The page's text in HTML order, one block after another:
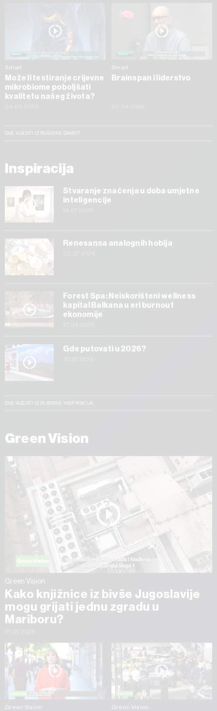
Smart
Može li testiranje crijevne
mikrobiome poboljšati
kvalitetu našeg života?
Smart
Brainspan i liderstvo
SVE VIJESTI IZ RUBRIKE SMART
Inspiracija
Stvaranje značenja u doba umjetne
inteligencije
Renesansa analognih hobija
Forest Spa: Neiskorišteni wellness
kapital Balkana u eri burnout
ekonomije
Gde putovati u 2026?
SVE VIJESTI IZ RUBRIKE INSPIRACIJA
Green Vision
Green Vision
Kako knjižnice iz bivše Jugoslavije
mogu grijati jednu zgradu u
Mariboru?
Green Vision Green Vision